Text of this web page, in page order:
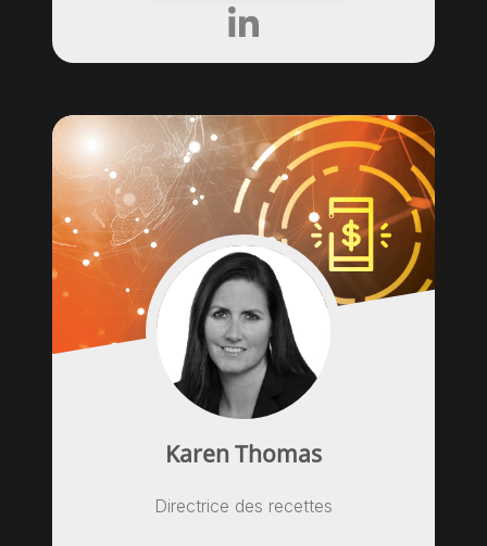
Karen Thomas
Directrice des recettes